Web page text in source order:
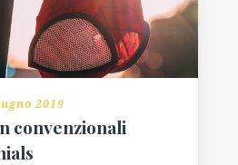
2019
convenzionali